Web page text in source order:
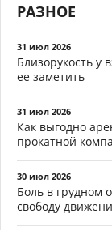
РАЗНОЕ
31 июл 2026
Близорукость у
ее заметить
31 июл 2026
Как выгодно
прокатной
30 июл 2026
Боль в грудном
свободу